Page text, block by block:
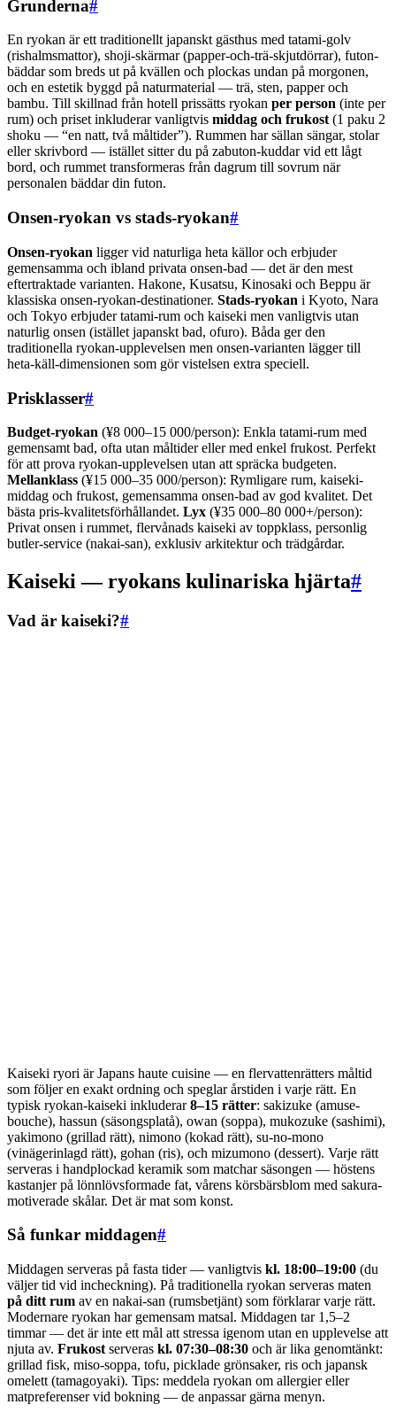
Grunderna#
En ryokan är ett traditionellt japanskt gästhus med tatami-golv
(rishalmsmattor), shoji-skärmar (papper-och-trä-skjutdörrar), futon-
bäddar som breds ut på kvällen och plockas undan på morgonen,
och en estetik byggd på naturmaterial — trä, sten, papper och
bambu. Till skillnad från hotell prissätts ryokan per person (inte per
rum) och priset inkluderar vanligtvis middag och frukost (1 paku 2
shoku — “en natt, två måltider”). Rummen har sällan sängar, stolar
eller skrivbord — istället sitter du på zabuton-kuddar vid ett lågt
bord, och rummet transformeras från dagrum till sovrum när
personalen bäddar din futon.
Onsen-ryokan vs stads-ryokan#
Onsen-ryokan ligger vid naturliga heta källor och erbjuder
gemensamma och ibland privata onsen-bad — det är den mest
eftertraktade varianten. Hakone, Kusatsu, Kinosaki och Beppu är
klassiska onsen-ryokan-destinationer. Stads-ryokan i Kyoto, Nara
och Tokyo erbjuder tatami-rum och kaiseki men vanligtvis utan
naturlig onsen (istället japanskt bad, ofuro). Båda ger den
traditionella ryokan-upplevelsen men onsen-varianten lägger till
heta-käll-dimensionen som gör vistelsen extra speciell.
Prisklasser#
Budget-ryokan (¥8 000–15 000/person): Enkla tatami-rum med
gemensamt bad, ofta utan måltider eller med enkel frukost. Perfekt
för att prova ryokan-upplevelsen utan att spräcka budgeten.
Mellanklass (¥15 000–35 000/person): Rymligare rum, kaiseki-
middag och frukost, gemensamma onsen-bad av god kvalitet. Det
bästa pris-kvalitetsförhållandet. Lyx (¥35 000–80 000+/person):
Privat onsen i rummet, flervånads kaiseki av toppklass, personlig
butler-service (nakai-san), exklusiv arkitektur och trädgårdar.
Kaiseki — ryokans kulinariska hjärta#
Vad är kaiseki?#
Kaiseki ryori är Japans haute cuisine — en flervattenrätters måltid
som följer en exakt ordning och speglar årstiden i varje rätt. En
typisk ryokan-kaiseki inkluderar8–15 rätter: sakizuke (amuse-
bouche), hassun (säsongsplatå), owan (soppa), mukozuke (sashimi),
yakimono (grillad rätt), nimono (kokad rätt), su-no-mono
(vinägerinlagd rätt), gohan (ris), och mizumono (dessert). Varje rätt
serveras i handplockad keramik som matchar säsongen — höstens
kastanjer på lönnlövsformade fat, vårens körsbärsblom med sakura-
motiverade skålar. Det är mat som konst.
Så funkar middagen#
Middagen serveras på fasta tider — vanligtvis kl. 18:00–19:00 (du
väljer tid vid incheckning). På traditionella ryokan serveras maten
på ditt rum av en nakai-san (rumsbetjänt) som förklarar varje rätt.
Modernare ryokan har gemensam matsal. Middagen tar 1,5–2
timmar — det är inte ett mål att stressa igenom utan en upplevelse att
njuta av. Frukost serveras kl. 07:30–08:30 och är lika genomtänkt:
grillad fisk, miso-soppa, tofu, picklade grönsaker, ris och japansk
omelett (tamagoyaki). Tips: meddela ryokan om allergier eller
matpreferenser vid bokning — de anpassar gärna menyn.